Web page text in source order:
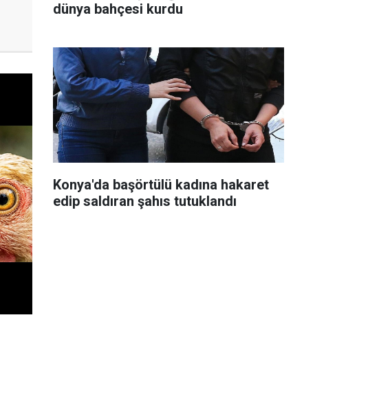
dünya bahçesi kurdu
Konya'da başörtülü kadına hakaret
edip saldıran şahıs tutuklandı